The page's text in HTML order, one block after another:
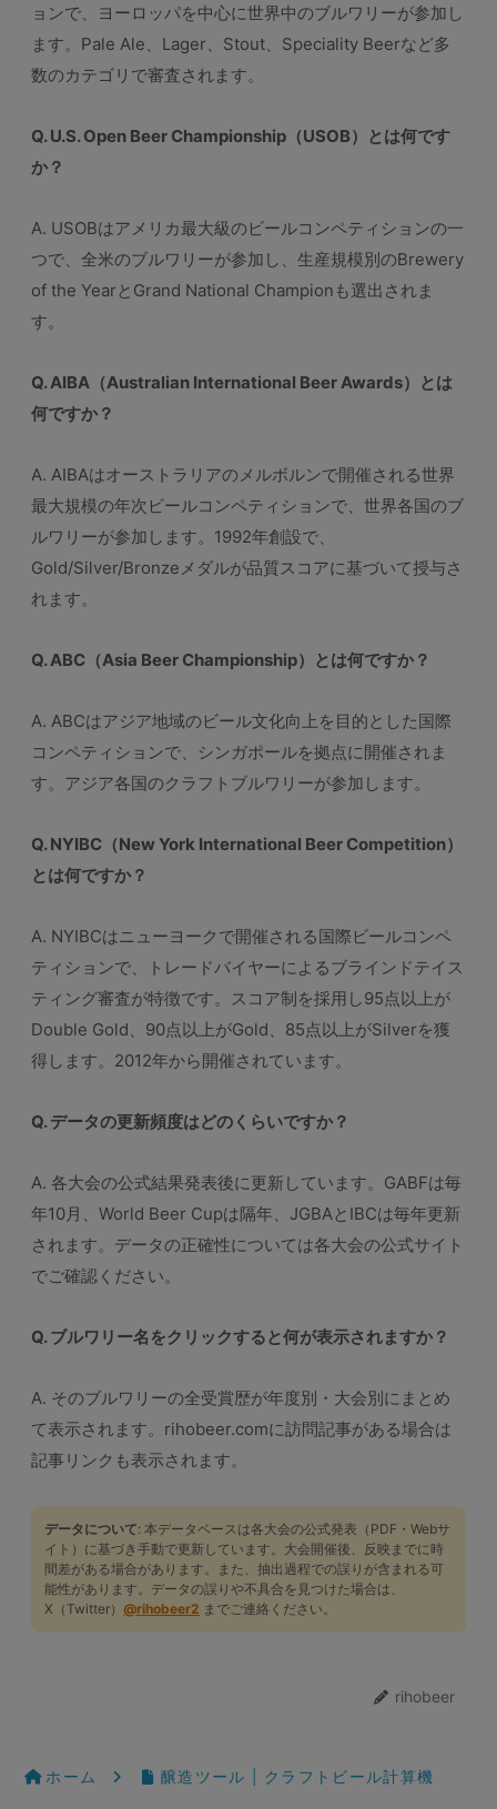
ョンで、ヨーロッパを中心に世界中のブルワリーが参加し
ます。Pale Ale、Lager、Stout、Speciality Beerなど多
数のカテゴリで審査されます。
Q. U.S. Open Beer Championship（USOB）とは何です
か？
A. USOBはアメリカ最大級のビールコンペティションの一
つで、全米のブルワリーが参加し、生産規模別のBrewery
of the YearとGrand National Championも選出されま
す。
Q. AIBA（Australian International Beer Awards）とは
何ですか？
A. AIBAはオーストラリアのメルボルンで開催される世界
最大規模の年次ビールコンペティションで、世界各国のブ
ルワリーが参加します。1992年創設で、
Gold/Silver/Bronzeメダルが品質スコアに基づいて授与さ
れます。
Q. ABC（Asia Beer Championship）とは何ですか？
A. ABCはアジア地域のビール文化向上を目的とした国際
コンペティションで、シンガポールを拠点に開催されま
す。アジア各国のクラフトブルワリーが参加します。
Q. NYIBC（New York International Beer Competition）
とは何ですか？
A. NYIBCはニューヨークで開催される国際ビールコンペ
ティションで、トレードバイヤーによるブラインドテイス
ティング審査が特徴です。スコア制を採用し95点以上が
Double Gold、90点以上がGold、85点以上がSilverを獲
得します。2012年から開催されています。
Q. データの更新頻度はどのくらいですか？
A. 各大会の公式結果発表後に更新しています。GABFは毎
年10月、World Beer Cupは隔年、JGBAとIBCは毎年更新
されます。データの正確性については各大会の公式サイト
でご確認ください。
Q. ブルワリー名をクリックすると何が表示されますか？
A. そのブルワリーの全受賞歴が年度別・大会別にまとめ
て表示されます。rihobeer.comに訪問記事がある場合は
記事リンクも表示されます。
データについて: 本データベースは各大会の公式発表（PDF・Webサ
イト）に基づき手動で更新しています。大会開催後、反映までに時
間差がある場合があります。また、抽出過程での誤りが含まれる可
能性があります。データの誤りや不具合を見つけた場合は、
X（Twitter） @rihobeer2 までご連絡ください。
rihobeer
ホーム 醸造ツール | クラフトビール計算機